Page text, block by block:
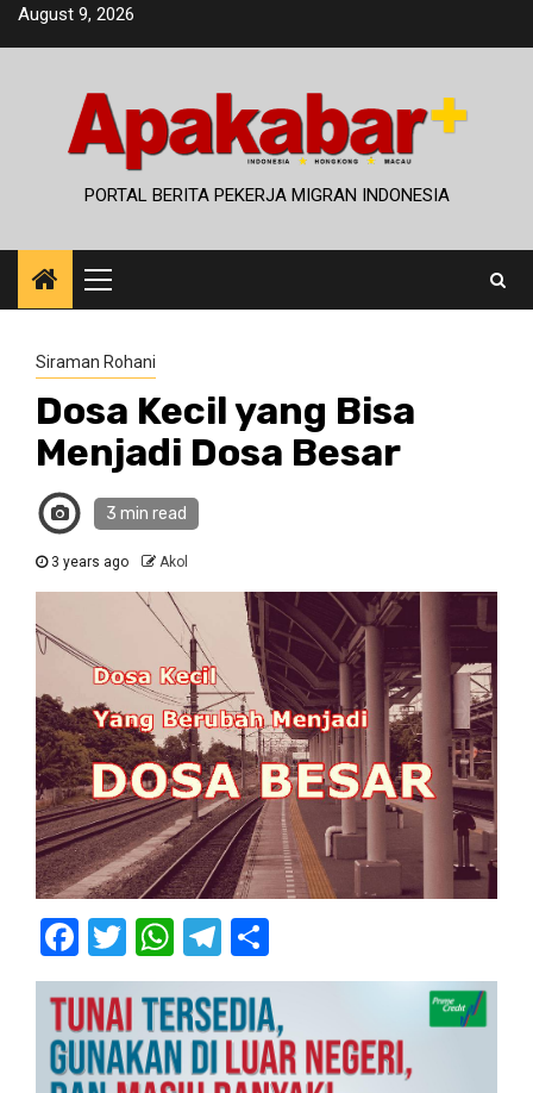
SkipAugust 9, 2026
PORTAL BERITA PEKERJA MIGRAN INDONESIA
Primary
Menu
Siraman Rohani
Dosa Kecil yang Bisa
Menjadi Dosa Besar
3 min read
3 years ago Akol
Facebook
Twitter
WhatsApp
Telegram